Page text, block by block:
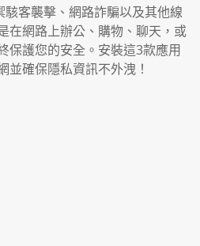
客襲擊、網路詐騙以及其他線
在網路上辦公、購物、聊天，或
保護您的安全。安裝這3款應用
並確保隱私資訊不外洩！